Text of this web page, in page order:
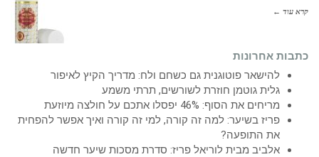
קרא עוד ←
כתבות אחרונות
להישאר פוטוגנית גם כשחם ולח: מדריך הקיץ לאיפור
גלית גוטמן חוזרת לשורשים, תרתי משמע
מריחים את הסוף: 46% יפסלו אתכם על חולצה מיוזעת
פריז בשיער: למה זה קורה, למי זה קורה ואיך אפשר להפחית
את התופעה?
אלביב מבית לוריאל פריז: סדרת מסכות שיער חדשה